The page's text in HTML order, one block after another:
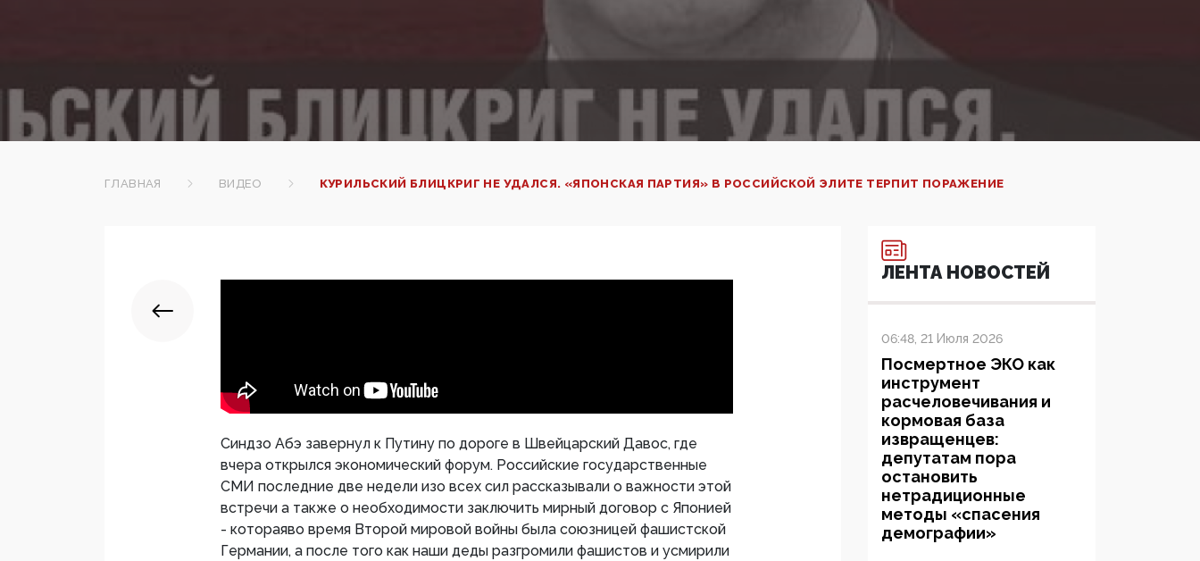
ГЛАВНАЯ ВИДЕО КУРИЛЬСКИЙ БЛИЦКРИГ НЕ УДАЛСЯ. «ЯПОНСКАЯ ПАРТИЯ» В РОССИЙСКОЙ ЭЛИТЕ ТЕРПИТ ПОРАЖЕНИЕ
Синдзо Абэ завернул к Путину по дороге в Швейцарский Давос, где
вчера открылся экономический форум. Российские государственные
СМИ последние две недели изо всех сил рассказывали о важности этой
встречи а также о необходимости заключить мирный договор с Японией
- котораяво время Второй мировой войны была союзницей фашистской
Германии, а после того как наши деды разгромили фашистов и усмирили
ЛЕНТА НОВОСТЕЙ
06:48, 21 Июля 2026
Посмертное ЭКО как
инструмент
расчеловечивания и
кормовая база
извращенцев:
депутатам пора
остановить
нетрадиционные
методы «спасения
демографии»